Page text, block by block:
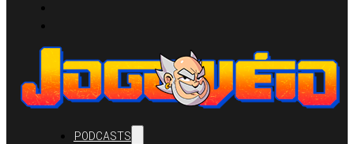
PODCASTS